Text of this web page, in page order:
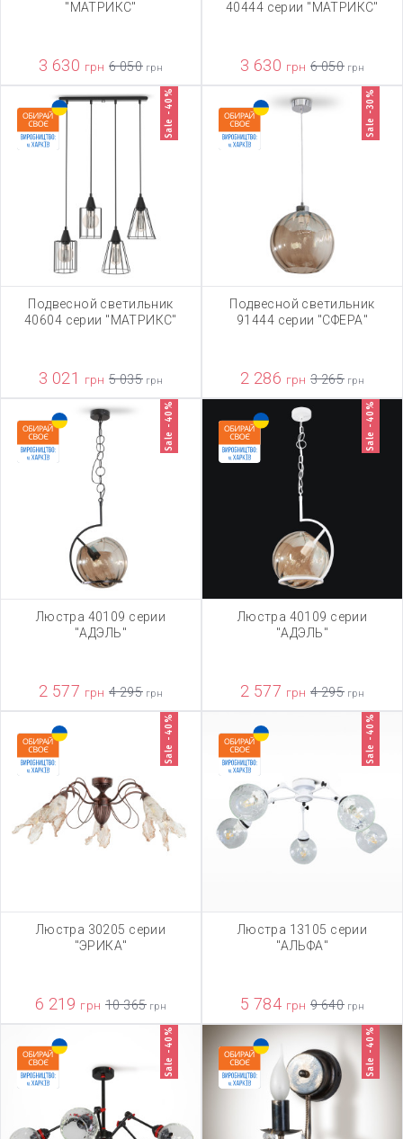
"МАТРИКС"
3 630 грн 6 050 грн
40444 серии "МАТРИКС"
3 630 грн 6 050 грн
Sale -40%
Подвесной светильник
40604 серии "МАТРИКС"
3 021 грн 5 035 грн
Sale -30%
Подвесной светильник
91444 серии "СФЕРА"
2 286 грн 3 265 грн
Sale -40%
Люстра 40109 серии
"АДЭЛЬ"
2 577 грн 4 295 грн
Sale -40%
Люстра 40109 серии
"АДЭЛЬ"
2 577 грн 4 295 грн
Sale -40%
Люстра 30205 серии
"ЭРИКА"
6 219 грн 10 365 грн
Sale -40%
Люстра 13105 серии
"АЛЬФА"
5 784 грн 9 640 грн
Sale -40% Sale -40%